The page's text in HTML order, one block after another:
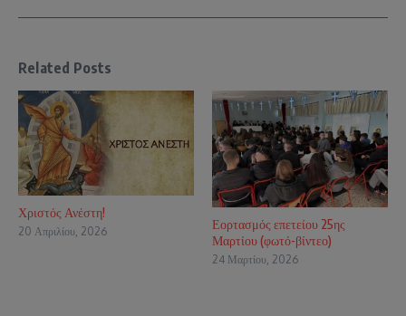
Related Posts
Χριστός Ανέστη!
20 Απριλίου, 2026
Εορτασμός επετείου 25ης
Μαρτίου (φωτό-βίντεο)
24 Μαρτίου, 2026